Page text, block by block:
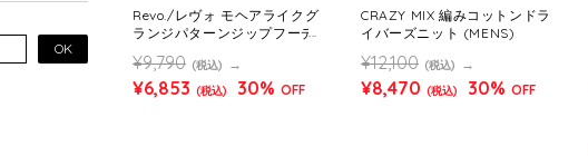
Revo./レヴォ モヘアライクグ
ランジパターンジップフーデ
¥9,790 (税込)
¥6,853 (税込) 30% OFF
CRAZY MIX 編みコットンドラ
イバーズニット (MENS)
¥12,100 (税込)
¥8,470 (税込) 30% OFF
OK